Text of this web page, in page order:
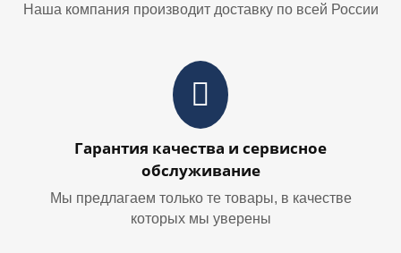
Наша компания производит доставку по всей России
Гарантия качества и сервисное
обслуживание
Мы предлагаем только те товары, в качестве
которых мы уверены